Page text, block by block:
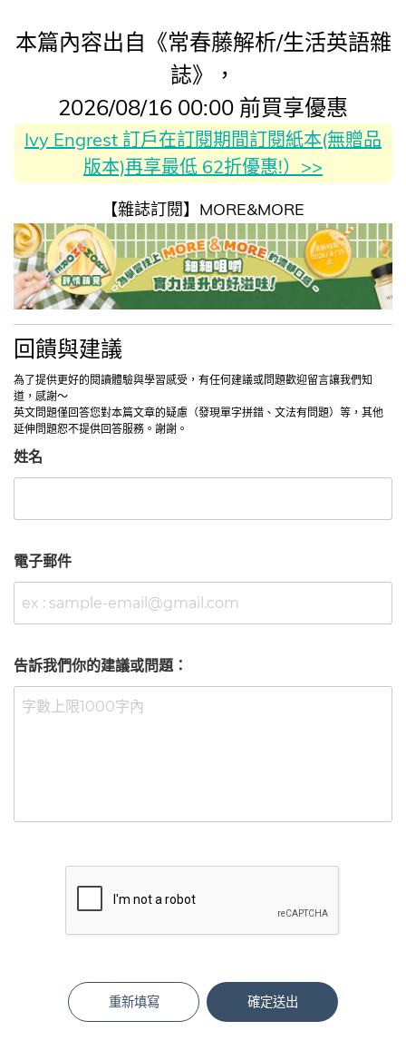
本篇內容出自《常春藤解析/生活英語雜
誌》，
2026/08/16 00:00 前買享優惠
Ivy Engrest 訂戶在訂閱期間訂閱紙本(無贈品
版本)再享最低 62折優惠!）>>
【雜誌訂閱】MORE&MORE
回饋與建議
為了提供更好的閱讀體驗與學習感受，有任何建議或問題歡迎留言讓我們知
道，感謝～
英文問題僅回答您對本篇文章的疑慮（發現單字拼錯、文法有問題）等，其他
延伸問題恕不提供回答服務。謝謝。
姓名
電子郵件
告訴我們你的建議或問題：
重新填寫 確定送出